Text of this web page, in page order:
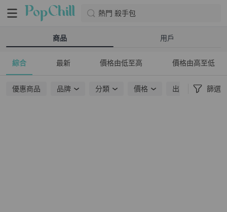
熱門 殺手包
商品 用戶
綜合 最新 價格由低至高 價格由高至低
優惠商品 品牌 分類 價格 出貨地點 篩選